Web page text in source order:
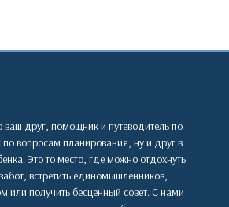
ваш друг, помощник и путеводитель по
по вопросам планирования, ну и друг в
Это то место, где можно отдохнуть
встретить единомышленников,
или получить бесценный совет. С нами